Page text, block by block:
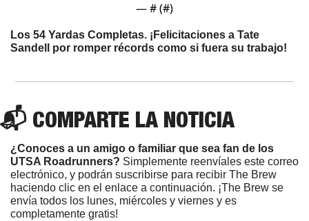
— # (#)
Los 54 Yardas Completas. ¡Felicitaciones a Tate
Sandell por romper récords como si fuera su trabajo!
📬 COMPARTE LA NOTICIA
¿Conoces a un amigo o familiar que sea fan de los
UTSA Roadrunners? Simplemente reenvíales este correo
electrónico, y podrán suscribirse para recibir The Brew
haciendo clic en el enlace a continuación. ¡The Brew se
envía todos los lunes, miércoles y viernes y es
completamente gratis!